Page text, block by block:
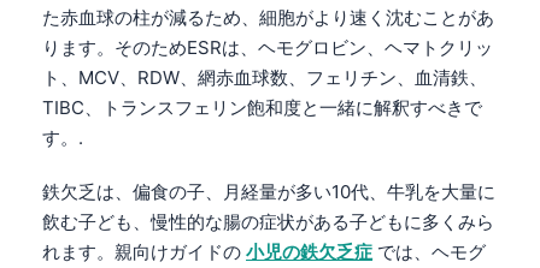
た赤血球の柱が減るため、細胞がより速く沈むことがあ
ります。そのためESRは、ヘモグロビン、ヘマトクリッ
ト、MCV、RDW、網赤血球数、フェリチン、血清鉄、
TIBC、トランスフェリン飽和度と一緒に解釈すべきで
す。.
鉄欠乏は、偏食の子、月経量が多い10代、牛乳を大量に
飲む子ども、慢性的な腸の症状がある子どもに多くみら
れます。親向けガイドの 小児の鉄欠乏症 では、ヘモグ